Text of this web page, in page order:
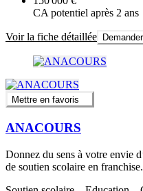
CA potentiel après 2 ans
Voir la fiche détaillée
Mettre en favoris
ANACOURS
Donnez du sens à votre envie
de soutien scolaire en franchise.